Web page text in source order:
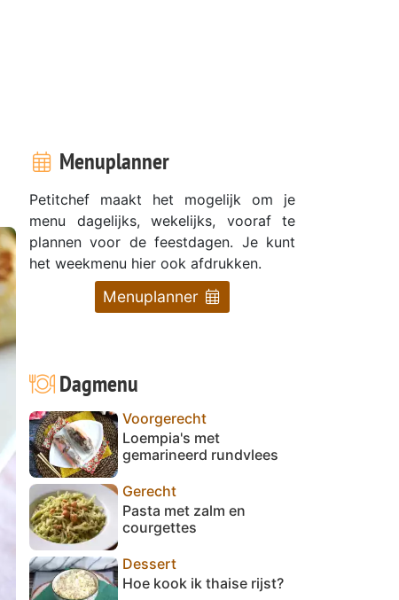
Menuplanner
Petitchef maakt het mogelijk om je
menu dagelijks, wekelijks, vooraf te
plannen voor de feestdagen. Je kunt
het weekmenu hier ook afdrukken.
Menuplanner
Dagmenu
Voorgerecht
Loempia's met
gemarineerd rundvlees
Gerecht
Pasta met zalm en
courgettes
Dessert
Hoe kook ik thaise rijst?